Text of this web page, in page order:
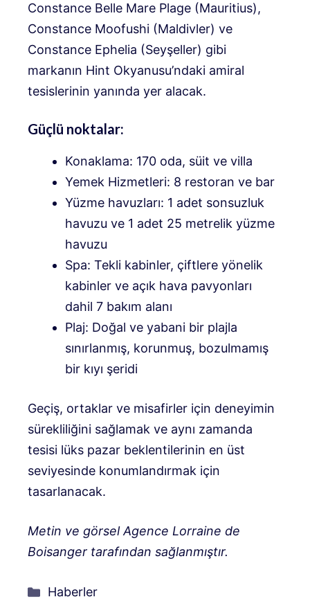
Constance Belle Mare Plage (Mauritius),
Constance Moofushi (Maldivler) ve
Constance Ephelia (Seyşeller) gibi
markanın Hint Okyanusu’ndaki amiral
tesislerinin yanında yer alacak.
Güçlü noktalar:
Konaklama: 170 oda, süit ve villa
Yemek Hizmetleri: 8 restoran ve bar
Yüzme havuzları: 1 adet sonsuzluk
havuzu ve 1 adet 25 metrelik yüzme
havuzu
Spa: Tekli kabinler, çiftlere yönelik
kabinler ve açık hava pavyonları
dahil 7 bakım alanı
Plaj: Doğal ve yabani bir plajla
sınırlanmış, korunmuş, bozulmamış
bir kıyı şeridi
Geçiş, ortaklar ve misafirler için deneyimin
sürekliliğini sağlamak ve aynı zamanda
tesisi lüks pazar beklentilerinin en üst
seviyesinde konumlandırmak için
tasarlanacak.
Metin ve görsel Agence Lorraine de
Boisanger tarafından sağlanmıştır.
Kategoriler
Haberler